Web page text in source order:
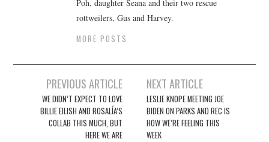
Poh, daughter Seana and their two rescue
rottweilers, Gus and Harvey.
MORE POSTS
navigation
PREVIOUS ARTICLE
WE DIDN’T EXPECT TO LOVE
BILLIE EILISH AND ROSALÍA’S
COLLAB THIS MUCH, BUT
HERE WE ARE
NEXT ARTICLE
LESLIE KNOPE MEETING JOE
BIDEN ON PARKS AND REC IS
HOW WE’RE FEELING THIS
WEEK